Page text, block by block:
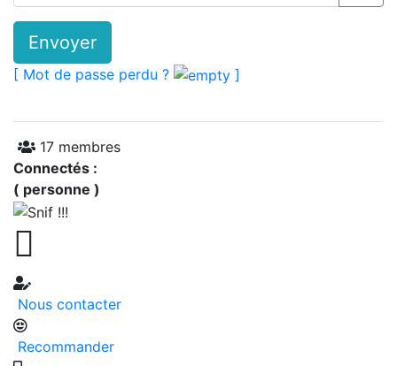
Envoyer
[ Mot de passe perdu ? ]
17 membres
Connectés :
( personne )

Nous contacter
Recommander